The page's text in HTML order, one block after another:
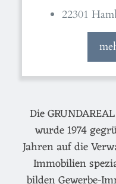
22301
Die
wurde 1974
Jahren auf die
Immobilien